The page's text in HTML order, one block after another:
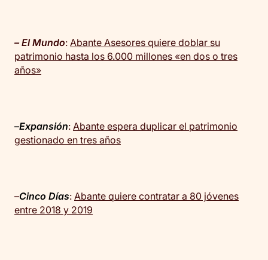
– El Mundo: Abante Asesores quiere doblar su
patrimonio hasta los 6.000 millones «en dos o tres
años»
–Expansión: Abante espera duplicar el patrimonio
gestionado en tres años
–Cinco Días: Abante quiere contratar a 80 jóvenes
entre 2018 y 2019